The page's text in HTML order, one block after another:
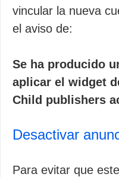
vincular la nueva
el aviso de:
Se ha producido
aplicar el widget
Child publishers
Desactivar
Para evitar que